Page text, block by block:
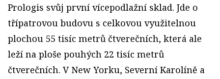
Prologis svůj první vícepodlažní sklad. Jde o
třípatrovou budovu s celkovou využitelnou
plochou 55 tisíc metrů čtverečních, která ale
leží na ploše pouhých 22 tisíc metrů
čtverečních. V New Yorku, Severní Karolíně a